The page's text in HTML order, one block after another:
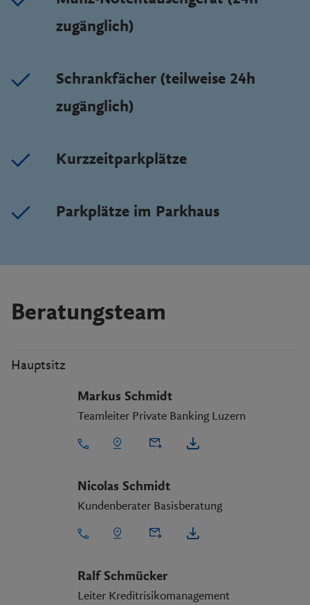
zugänglich)
Schrankfächer (teilweise 24h
zugänglich)
Kurzzeitparkplätze
Parkplätze im Parkhaus
Beratungsteam
Hauptsitz
Markus Schmidt
Teamleiter Private Banking Luzern
Nicolas Schmidt
Kundenberater Basisberatung
Ralf Schmücker
Leiter Kreditrisikomanagement